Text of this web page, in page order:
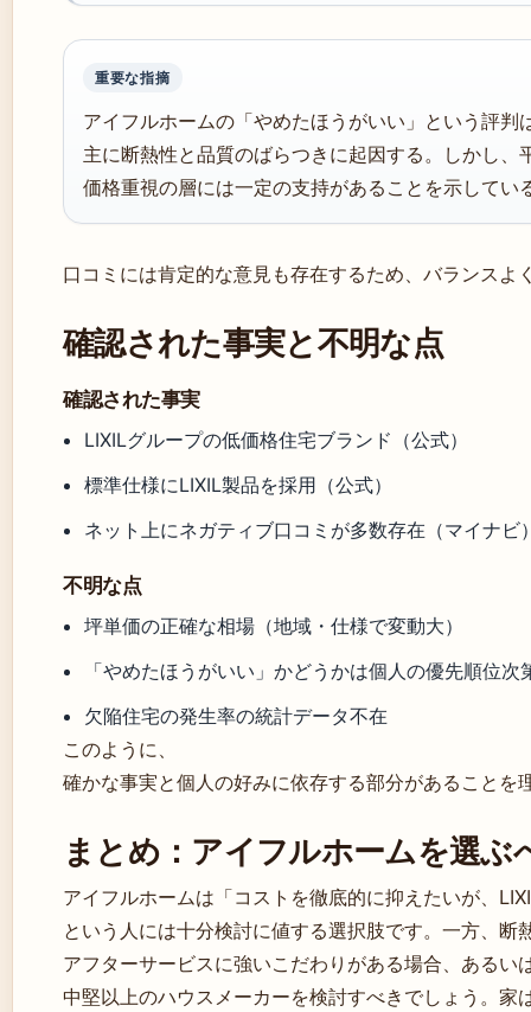
重要な指摘
アイフルホームの「やめたほうがいい」という評判
主に断熱性と品質のばらつきに起因する。しかし
価格重視の層には一定の支持があることを示してい
口コミには肯定的な意見も存在するため、バランスよ
確認された事実と不明な点
確認された事実
LIXILグループの低価格住宅ブランド（公式）
標準仕様にLIXIL製品を採用（公式）
ネット上にネガティブ口コミが多数存在（マイナビ
不明な点
坪単価の正確な相場（地域・仕様で変動大）
「やめたほうがいい」かどうかは個人の優先順位次
欠陥住宅の発生率の統計データ不在
このように、
確かな事実と個人の好みに依存する部分があることを
まとめ：アイフルホームを選
アイフルホームは「コストを徹底的に抑えたいが、
という人には十分検討に値する選択肢です。一方、断
アフターサービスに強いこだわりがある場合、ある
中堅以上のハウスメーカーを検討すべきでしょう。家